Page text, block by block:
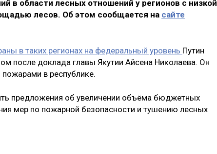
в области лесных отношений у регионов с низкой
лесов. Об этом сообщается на сайте
в таких регионах на федеральный уровень Путин
после доклада главы Якутии Айсена Николаева. Он
в республике.
предложения об увеличении объёма бюджетных
мер по пожарной безопасности и тушению лесных